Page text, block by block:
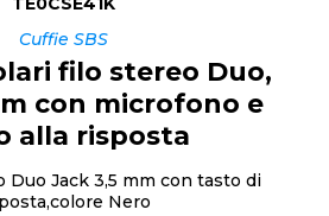
Cuffie SBS
filo stereo Duo,
con microfono e
alla risposta
Duo Jack 3,5 mm con tasto di
Nero